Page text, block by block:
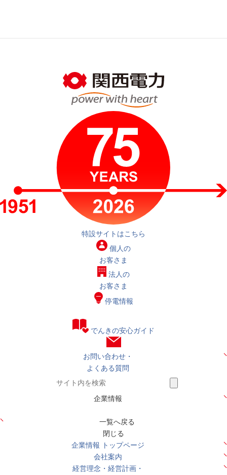
特設サイトはこちら
個人の
お客さま
法人の
お客さま
停電情報
でんきの安心ガイド
お問い合わせ・
よくある質問
企業情報
一覧へ戻る
閉じる
企業情報 トップページ
会社案内
経営理念・経営計画・